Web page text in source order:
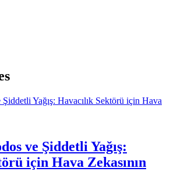
ve Şiddetli Yağış:
için Hava Zekasının